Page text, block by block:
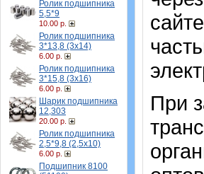
Ролик подшипника
5,5*9
10.00 р.
Ролик подшипника
3*13,8 (3х14)
6.00 р.
Ролик подшипника
3*15,8 (3х16)
6.00 р.
Шарик подшипника
12,303
20.00 р.
Ролик подшипника
2,5*9,8 (2,5х10)
6.00 р.
Подшипник 8100
При